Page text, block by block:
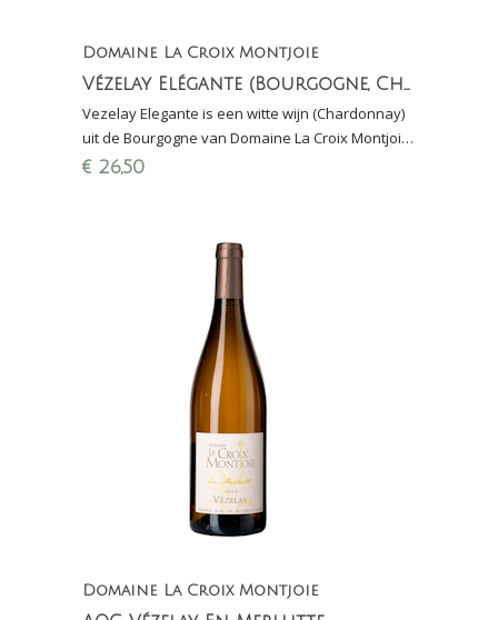
Domaine La Croix Montjoie
Vézelay Elégante (Bourgogne, Chardonnay)
Vezelay Elegante is een witte wijn (Chardonnay)
uit de Bourgogne van Domaine La Croix Montjoie.
Vezelay ligt iets ten zuiden van Chablis.
€ 26,50
Domaine La Croix Montjoie